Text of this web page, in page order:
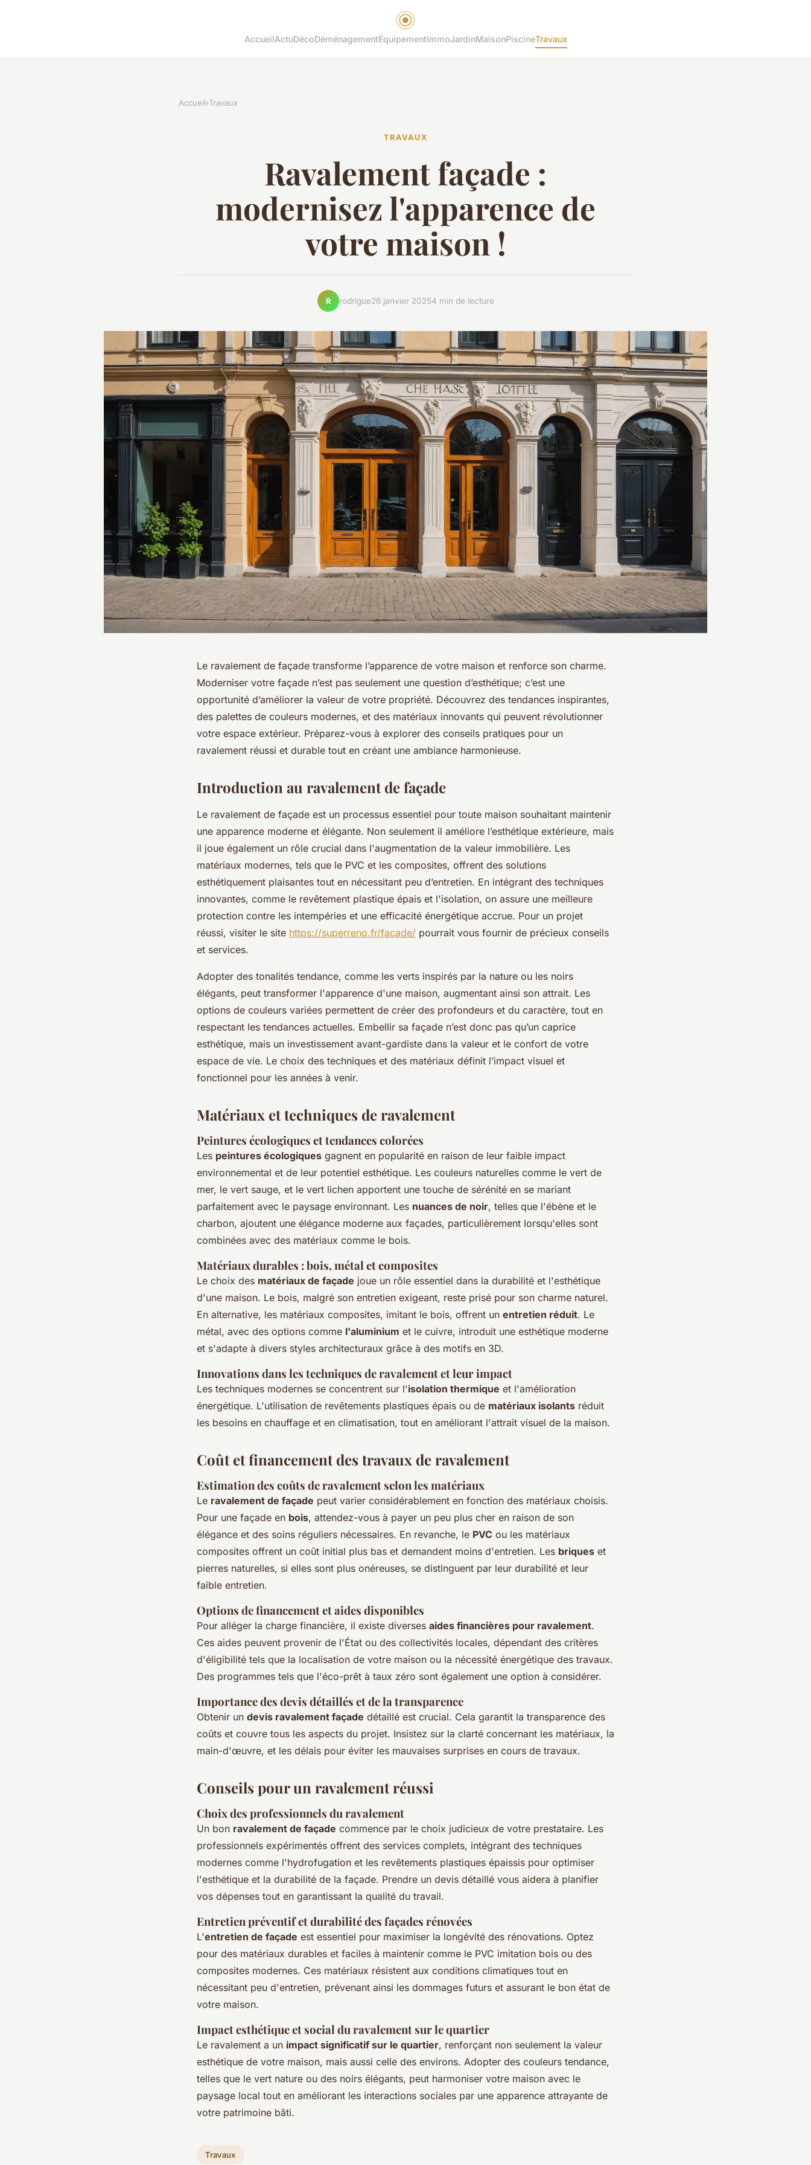
AccueilActuDécoDéménagementÉquipementImmoJardinMaisonPiscineTravaux
Accueil›Travaux
TRAVAUX
Ravalement façade :
modernisez l'apparence de
votre maison !
R rodrigue26 janvier 20254 min de lecture
Le ravalement de façade transforme l’apparence de votre maison et renforce son charme.
Moderniser votre façade n’est pas seulement une question d’esthétique; c’est une
opportunité d’améliorer la valeur de votre propriété. Découvrez des tendances inspirantes,
des palettes de couleurs modernes, et des matériaux innovants qui peuvent révolutionner
votre espace extérieur. Préparez-vous à explorer des conseils pratiques pour un
ravalement réussi et durable tout en créant une ambiance harmonieuse.
Introduction au ravalement de façade
Le ravalement de façade est un processus essentiel pour toute maison souhaitant maintenir
une apparence moderne et élégante. Non seulement il améliore l’esthétique extérieure, mais
il joue également un rôle crucial dans l'augmentation de la valeur immobilière. Les
matériaux modernes, tels que le PVC et les composites, offrent des solutions
esthétiquement plaisantes tout en nécessitant peu d’entretien. En intégrant des techniques
innovantes, comme le revêtement plastique épais et l'isolation, on assure une meilleure
protection contre les intempéries et une efficacité énergétique accrue. Pour un projet
réussi, visiter le site https://superreno.fr/facade/ pourrait vous fournir de précieux conseils
et services.
Adopter des tonalités tendance, comme les verts inspirés par la nature ou les noirs
élégants, peut transformer l'apparence d'une maison, augmentant ainsi son attrait. Les
options de couleurs variées permettent de créer des profondeurs et du caractère, tout en
respectant les tendances actuelles. Embellir sa façade n’est donc pas qu’un caprice
esthétique, mais un investissement avant-gardiste dans la valeur et le confort de votre
espace de vie. Le choix des techniques et des matériaux définit l’impact visuel et
fonctionnel pour les années à venir.
Matériaux et techniques de ravalement
Peintures écologiques et tendances colorées
Les peintures écologiques gagnent en popularité en raison de leur faible impact
environnemental et de leur potentiel esthétique. Les couleurs naturelles comme le vert de
mer, le vert sauge, et le vert lichen apportent une touche de sérénité en se mariant
parfaitement avec le paysage environnant. Les nuances de noir, telles que l'ébène et le
charbon, ajoutent une élégance moderne aux façades, particulièrement lorsqu'elles sont
combinées avec des matériaux comme le bois.
Matériaux durables : bois, métal et composites
Le choix des matériaux de façade joue un rôle essentiel dans la durabilité et l'esthétique
d'une maison. Le bois, malgré son entretien exigeant, reste prisé pour son charme naturel.
En alternative, les matériaux composites, imitant le bois, offrent un entretien réduit. Le
métal, avec des options comme l'aluminium et le cuivre, introduit une esthétique moderne
et s'adapte à divers styles architecturaux grâce à des motifs en 3D.
Innovations dans les techniques de ravalement et leur impact
Les techniques modernes se concentrent sur l'isolation thermique et l'amélioration
énergétique. L'utilisation de revêtements plastiques épais ou de matériaux isolants réduit
les besoins en chauffage et en climatisation, tout en améliorant l'attrait visuel de la maison.
Coût et financement des travaux de ravalement
Estimation des coûts de ravalement selon les matériaux
Le ravalement de façade peut varier considérablement en fonction des matériaux choisis.
Pour une façade en bois, attendez-vous à payer un peu plus cher en raison de son
élégance et des soins réguliers nécessaires. En revanche, le PVC ou les matériaux
composites offrent un coût initial plus bas et demandent moins d'entretien. Les briques et
pierres naturelles, si elles sont plus onéreuses, se distinguent par leur durabilité et leur
faible entretien.
Options de financement et aides disponibles
Pour alléger la charge financière, il existe diverses aides financières pour ravalement.
Ces aides peuvent provenir de l'État ou des collectivités locales, dépendant des critères
d'éligibilité tels que la localisation de votre maison ou la nécessité énergétique des travaux.
Des programmes tels que l'éco-prêt à taux zéro sont également une option à considérer.
Importance des devis détaillés et de la transparence
Obtenir un devis ravalement façade détaillé est crucial. Cela garantit la transparence des
coûts et couvre tous les aspects du projet. Insistez sur la clarté concernant les matériaux, la
main-d'œuvre, et les délais pour éviter les mauvaises surprises en cours de travaux.
Conseils pour un ravalement réussi
Choix des professionnels du ravalement
Un bon ravalement de façade commence par le choix judicieux de votre prestataire. Les
professionnels expérimentés offrent des services complets, intégrant des techniques
modernes comme l'hydrofugation et les revêtements plastiques épaissis pour optimiser
l'esthétique et la durabilité de la façade. Prendre un devis détaillé vous aidera à planifier
vos dépenses tout en garantissant la qualité du travail.
Entretien préventif et durabilité des façades rénovées
L'entretien de façade est essentiel pour maximiser la longévité des rénovations. Optez
pour des matériaux durables et faciles à maintenir comme le PVC imitation bois ou des
composites modernes. Ces matériaux résistent aux conditions climatiques tout en
nécessitant peu d'entretien, prévenant ainsi les dommages futurs et assurant le bon état de
votre maison.
Impact esthétique et social du ravalement sur le quartier
Le ravalement a un impact significatif sur le quartier, renforçant non seulement la valeur
esthétique de votre maison, mais aussi celle des environs. Adopter des couleurs tendance,
telles que le vert nature ou des noirs élégants, peut harmoniser votre maison avec le
paysage local tout en améliorant les interactions sociales par une apparence attrayante de
votre patrimoine bâti.
Travaux